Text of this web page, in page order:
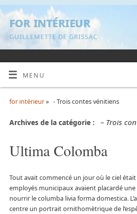
for intérieur
GUILLEMETTE DE GRISSAC
MENU
for intérieur» - Trois contes vénitiens
Archives de la catégorie : – Trois
Ultima Colomba
Tout avait commencé un jour où le ciel
employés municipaux avaient placardé
nourrir le columba livia forma domestica.
centre un portrait ornithomètrique de